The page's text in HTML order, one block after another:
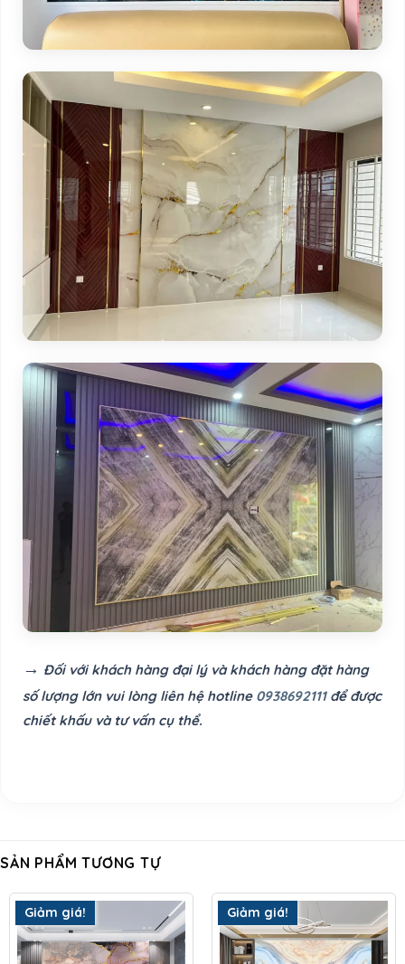
→ Đối với khách hàng đại lý và khách hàng đặt hàng
số lượng lớn vui lòng liên hệ hotline 0938692111để được
chiết khấu và tư vấn cụ thể.
SẢN PHẨM TƯƠNG TỰ
Giảm giá! Giảm giá!